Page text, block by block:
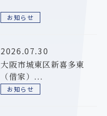
お知らせ
2026.07.30
大阪市城東区新喜多東
（借家）...
お知らせ